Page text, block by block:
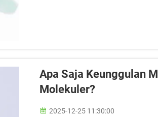
Apa Saja Keunggulan
Molekuler?
2025-12-25 11:30:00